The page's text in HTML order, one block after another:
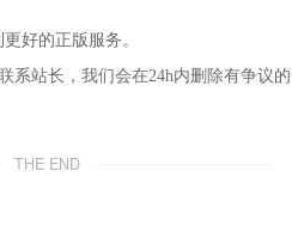
好的正版服务。
站长，我们会在24h内删除有争议的
THE END